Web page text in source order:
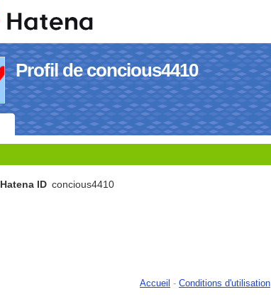
Profil de concious4410
Hatena ID concious4410
Accueil - Conditions d'utilisation